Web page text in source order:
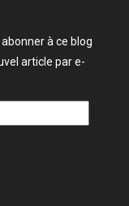
à ce blog
article par e-